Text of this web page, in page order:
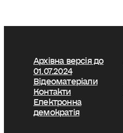
Архівна версія до
01.07.2024
Відеоматеріали
Контакти
Електронна
демократія